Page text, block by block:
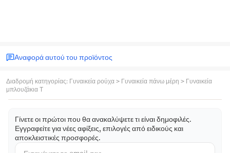
Αναφορά αυτού του προϊόντος
Διαδρομή κατηγορίας: Γυναικεία ρούχα > Γυναικεία πάνω μέρη > Γυναικεία
μπλουζάκια T
Γίνετε οι πρώτοι που θα ανακαλύψετε τι είναι δημοφιλές.
Εγγραφείτε για νέες αφίξεις, επιλογές από ειδικούς και
αποκλειστικές προσφορές.